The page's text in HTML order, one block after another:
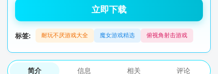
立即下载
标签: 耐玩不厌游戏大全 魔女游戏精选 俯视角射击游戏
简介 信息 相关 评论